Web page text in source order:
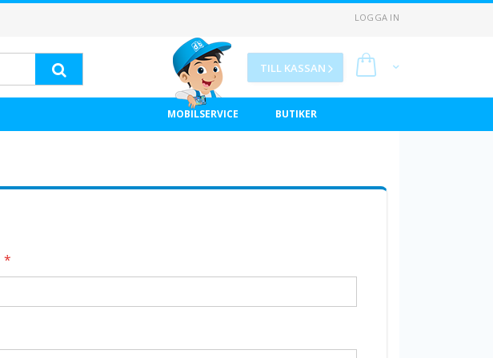
LOGGA IN
Min kundvagn
TILL KASSAN
MOBILSERVICE BUTIKER